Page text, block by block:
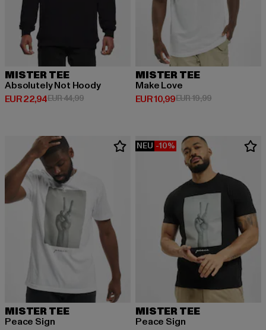
MISTER TEE
Absolutely Not Hoody
EUR 22,94
Derzeitiger Preis: EUR 22,94
EUR 44,99Aktionspreis: EUR 44,99
MISTER TEE
Make Love
EUR 10,99
Derzeitiger Preis: EUR 10,99
EUR 19,99Aktionspreis:
MISTER TEE
Peace Sign
NEU -10%
MISTER TEE
Peace Sign